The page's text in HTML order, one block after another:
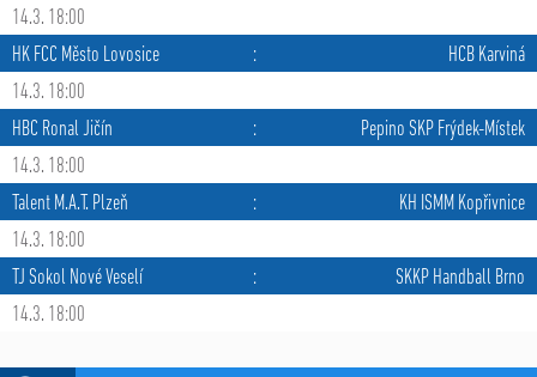
14.3. 18:00
HK FCC Město Lovosice
:
HCB Karviná
14.3. 18:00
HBC Ronal Jičín
:
Pepino SKP Frýdek-Místek
14.3. 18:00
Talent M.A.T. Plzeň
:
KH ISMM Kopřivnice
14.3. 18:00
TJ Sokol Nové Veselí
:
SKKP Handball Brno
14.3. 18:00